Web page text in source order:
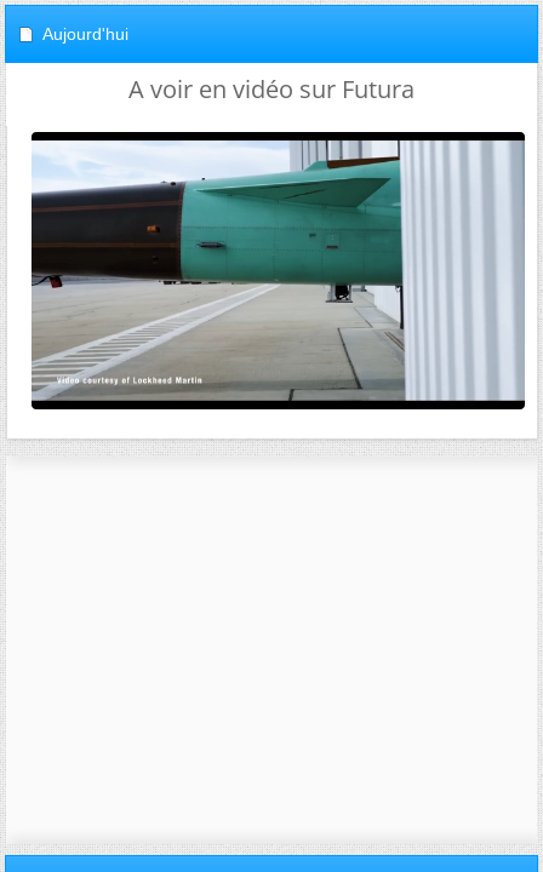
Aujourd'hui
A voir en vidéo sur Futura